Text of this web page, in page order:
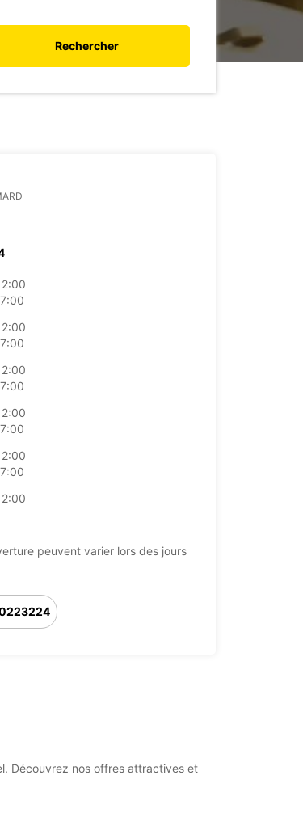
Rechercher
peuvent varier lors des jours
Découvrez nos offres attractives et